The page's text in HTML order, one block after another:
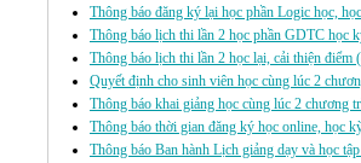
Thông báo đăng ký lại học phần Logic học,
Thông báo lịch thi lần 2 học phần GDTC học
Thông báo lịch thi lần 2 học lại, cải thiện điểm
Quyết định cho sinh viên học cùng lúc 2
Thông báo khai giảng học cùng lúc 2 chương
Thông báo thời gian đăng ký học online, học
Thông báo Ban hành Lịch giảng dạy và học